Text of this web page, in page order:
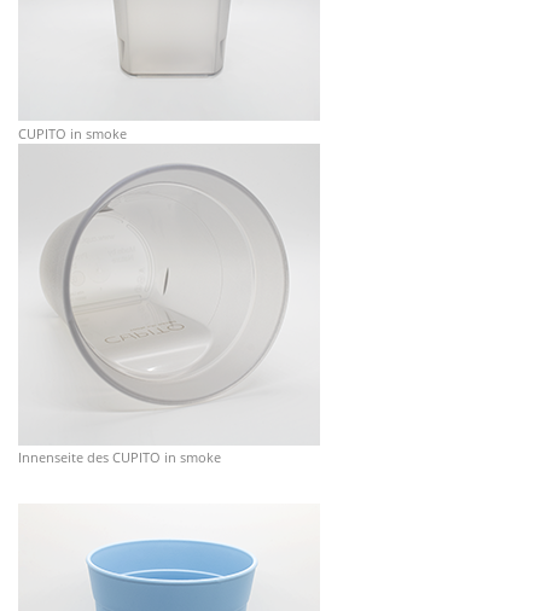
CUPITO in smoke
Innenseite des CUPITO in smoke